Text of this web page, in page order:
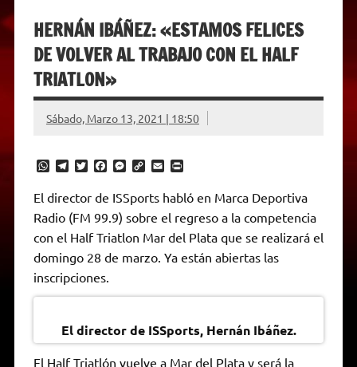
HERNÁN IBÁÑEZ: «ESTAMOS FELICES
DE VOLVER AL TRABAJO CON EL HALF
TRIATLON»
Sábado, Marzo 13, 2021 | 18:50
W
a
t
s
p
p
T
e
g
r
a
m
T
t
t
e
r
F
e
b
o
o
k
M
s
s
e
g
e
C
p
y
L
i
n
k
E
a
i
l
P
i
n
t
F
r
i
d
El director de ISSports habló en Marca Deportiva
Radio (FM 99.9) sobre el regreso a la competencia
con el Half Triatlon Mar del Plata que se realizará el
domingo 28 de marzo. Ya están abiertas las
inscripciones.
El director de ISSports, Hernán Ibáñez.
El Half Triatlón vuelve a Mar del Plata y será la